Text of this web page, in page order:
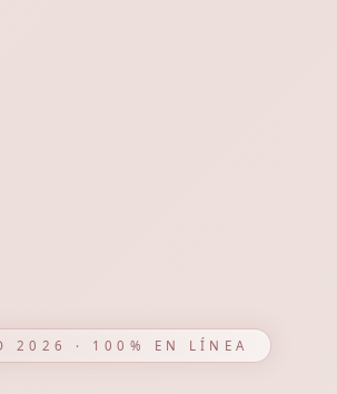
2026 · 100% EN LÍNEA